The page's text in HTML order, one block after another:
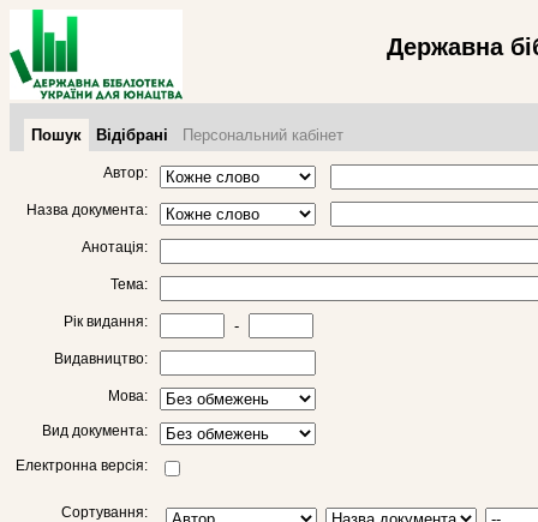
Державна
Пошук Відібрані Персональний кабінет
Автор:
Назва документа:
Анотація:
Тема:
Рік видання: -
Видавництво:
Мова:
Вид документа:
Електронна версія:
Сортування: